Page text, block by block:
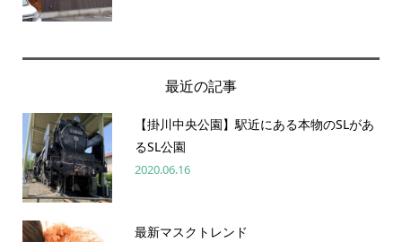
最近の記事
【掛川中央公園】駅近にある本物のSLがあ
るSL公園
2020.06.16
最新マスクトレンド